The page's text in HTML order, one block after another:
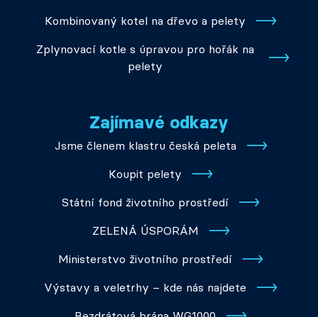
Kombinovaný kotel na dřevo a pelety
Zplynovací kotle s úpravou pro hořák na
pelety
Zajímavé odkazy
Jsme členem klastru česká peleta
Koupit pelety
Státní fond životního prostředí
ZELENÁ ÚSPORÁM
Ministerstvo životního prostředí
Výstavy a veletrhy – kde nás najdete